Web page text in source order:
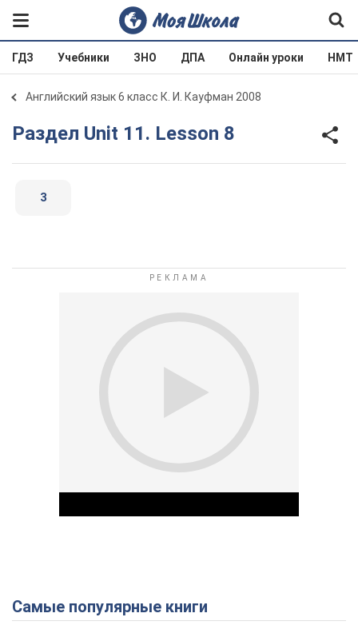
ГДЗ Учебники ЗНО ДПА Онлайн уроки НМТ
Английский язык 6 класс К. И. Кауфман 2008
Раздел Unit 11. Lesson 8
3
Play Video
Самые популярные книги